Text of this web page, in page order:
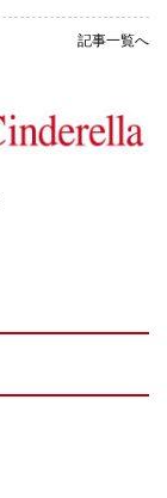
記事一覧へ